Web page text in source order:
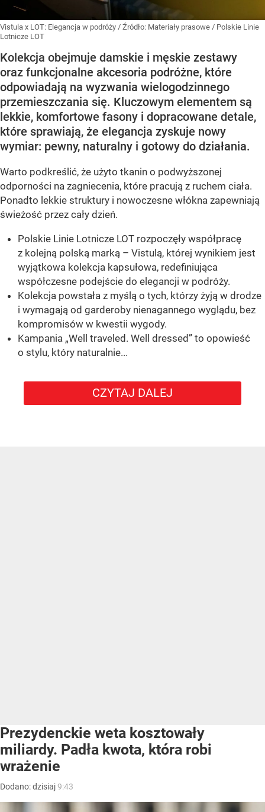
Vistula x LOT: Elegancja w podróży / Źródło: Materiały prasowe / Polskie Linie
Lotnicze LOT
Kolekcja obejmuje damskie i męskie zestawy
oraz funkcjonalne akcesoria podróżne, które
odpowiadają na wyzwania wielogodzinnego
przemieszczania się. Kluczowym elementem są
lekkie, komfortowe fasony i dopracowane detale,
które sprawiają, że elegancja zyskuje nowy
wymiar: pewny, naturalny i gotowy do działania.
Warto podkreślić, że użyto tkanin o podwyższonej
odporności na zagniecenia, które pracują z ruchem ciała.
Ponadto lekkie struktury i nowoczesne włókna zapewniają
świeżość przez cały dzień.
Polskie Linie Lotnicze LOT rozpoczęły współpracę
z kolejną polską marką – Vistulą, której wynikiem jest
wyjątkowa kolekcja kapsułowa, redefiniująca
współczesne podejście do elegancji w podróży.
Kolekcja powstała z myślą o tych, którzy żyją w drodze
i wymagają od garderoby nienagannego wyglądu, bez
kompromisów w kwestii wygody.
Kampania „Well traveled. Well dressed” to opowieść
o stylu, który naturalnie...
CZYTAJ DALEJ
Prezydenckie weta kosztowały
miliardy. Padła kwota, która robi
wrażenie
Dodano:dzisiaj9:43